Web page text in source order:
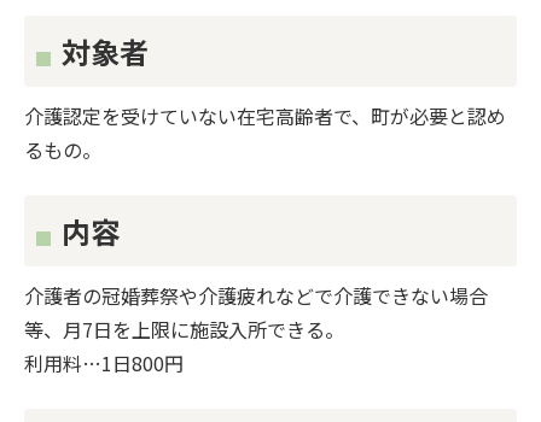
対象者
介護認定を受けていない在宅高齢者で、町が必要と認め
るもの。
内容
介護者の冠婚葬祭や介護疲れなどで介護できない場合
等、月7日を上限に施設入所できる。
利用料…1日800円